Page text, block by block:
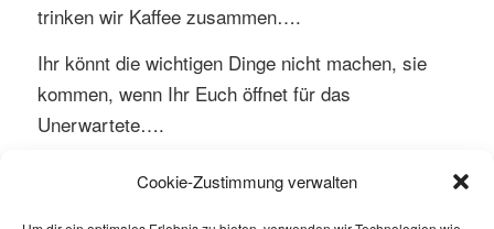
Cookie-Zustimmung verwalten
trinken wir Kaffee zusammen….
Ihr könnt die wichtigen Dinge nicht machen, sie
kommen, wenn Ihr Euch öffnet für das
Unerwartete….